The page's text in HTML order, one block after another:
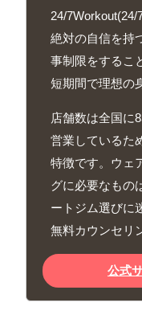
24/
絶対の自信を持
事制限をするこ
短期間で理想の
店舗数は全国に
営業しているた
特徴です。ウェ
グに必要なもの
ートジム選びに
無料カウンセリ
公式